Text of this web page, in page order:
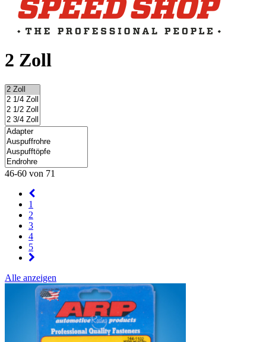
2 Zoll
46-60 von 71
1
2
3
4
5
Alle anzeigen